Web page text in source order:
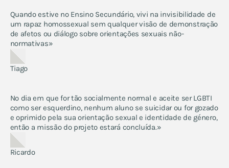
Quando estive no Ensino Secundário, vivi na invisibilidade de
um rapaz homossexual sem qualquer visão de demonstração
de afetos ou diálogo sobre orientações sexuais não-
normativas»
Tiago
No dia em que for tão socialmente normal e aceite ser LGBTI
como ser esquerdino, nenhum aluno se suicidar ou for gozado
e oprimido pela sua orientação sexual e identidade de género,
então a missão do projeto estará concluída.»
Ricardo